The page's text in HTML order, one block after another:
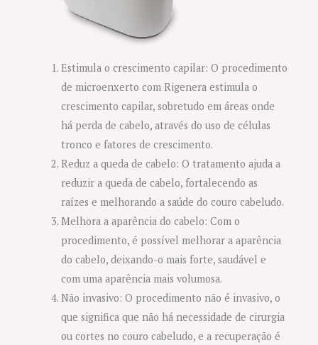
Estimula o crescimento capilar: O procedimento
de microenxerto com Rigenera estimula o
crescimento capilar, sobretudo em áreas onde
há perda de cabelo, através do uso de células
tronco e fatores de crescimento.
Reduz a queda de cabelo: O tratamento ajuda a
reduzir a queda de cabelo, fortalecendo as
raízes e melhorando a saúde do couro cabeludo.
Melhora a aparência do cabelo: Com o
procedimento, é possível melhorar a aparência
do cabelo, deixando-o mais forte, saudável e
com uma aparência mais volumosa.
Não invasivo: O procedimento não é invasivo, o
que significa que não há necessidade de cirurgia
ou cortes no couro cabeludo, e a recuperação é